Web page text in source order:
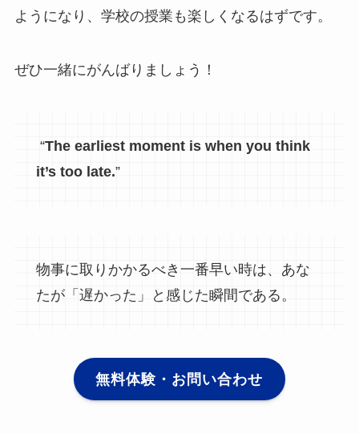
ようになり、学校の授業も楽しくなるはずです。
ぜひ一緒にがんばりましょう！
“The earliest moment is when you think
it’s too late.”
物事に取りかかるべき一番早い時は、あな
たが「遅かった」と感じた瞬間である。
無料体験・お問い合わせ